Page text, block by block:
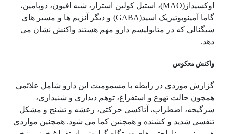
اوکسیداز(MAO)، استیل کولین استراز، شبه افیون، دوپامین،
گاما آمینوبوتیریک اسید(GABA) و دیگر آنزیم ها و مسیر های
سیگنالی که در متابولیسم دارو مهم هستند واکنش نشان می
دهد.
واکنش معکوس
گزارش موردی در رابطه با مسمومیت این دارو شامل علائمی
همچون حالت تهوع و استفراغ، توهم دیداری و شنیداری،
سرگیجه، اضطراب، آتاکسی حرکتی، رعشه و تشنج و مشکل
تنفسی شدید و کشنده و همچنین کما می شود. همچنین مواردی